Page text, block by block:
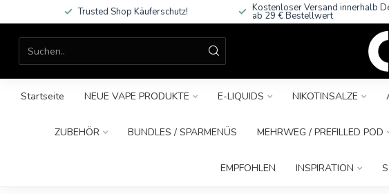
Trusted Shop Käuferschutz! Kostenloser Versand innerhalb
ab 29 € Bestellwert
Startseite NEUE VAPE PRODUKTE E-LIQUIDS NIKOTINSALZE
ZUBEHÖR BUNDLES / SPARMENÜS MEHRWEG / PREFILLED POD
EMPFOHLEN INSPIRATION